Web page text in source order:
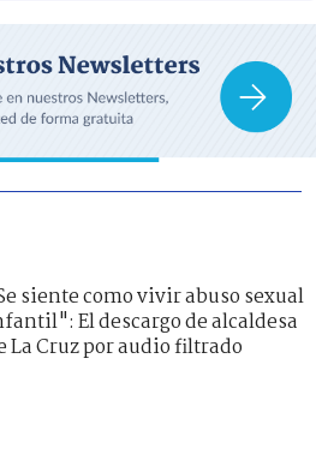
siente como vivir abuso sexual
El descargo de alcaldesa
La Cruz por audio filtrado